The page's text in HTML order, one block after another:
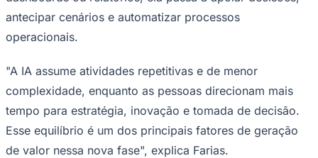
Corinthians
antecipar cenários e automatizar processos
operacionais.
"A IA assume atividades repetitivas e de menor
complexidade, enquanto as pessoas direcionam mais
tempo para estratégia, inovação e tomada de decisão.
Esse equilíbrio é um dos principais fatores de geração
de valor nessa nova fase", explica Farias.